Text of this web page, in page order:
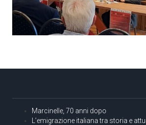
Marcinelle, 70 anni dopo
L’emigrazione italiana tra storia e